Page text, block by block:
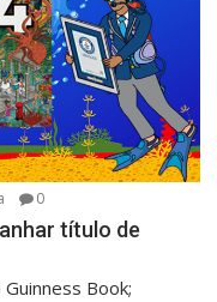
0
título de
Book;